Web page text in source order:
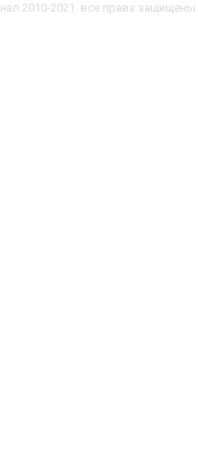
2010-2021. все права защищены.